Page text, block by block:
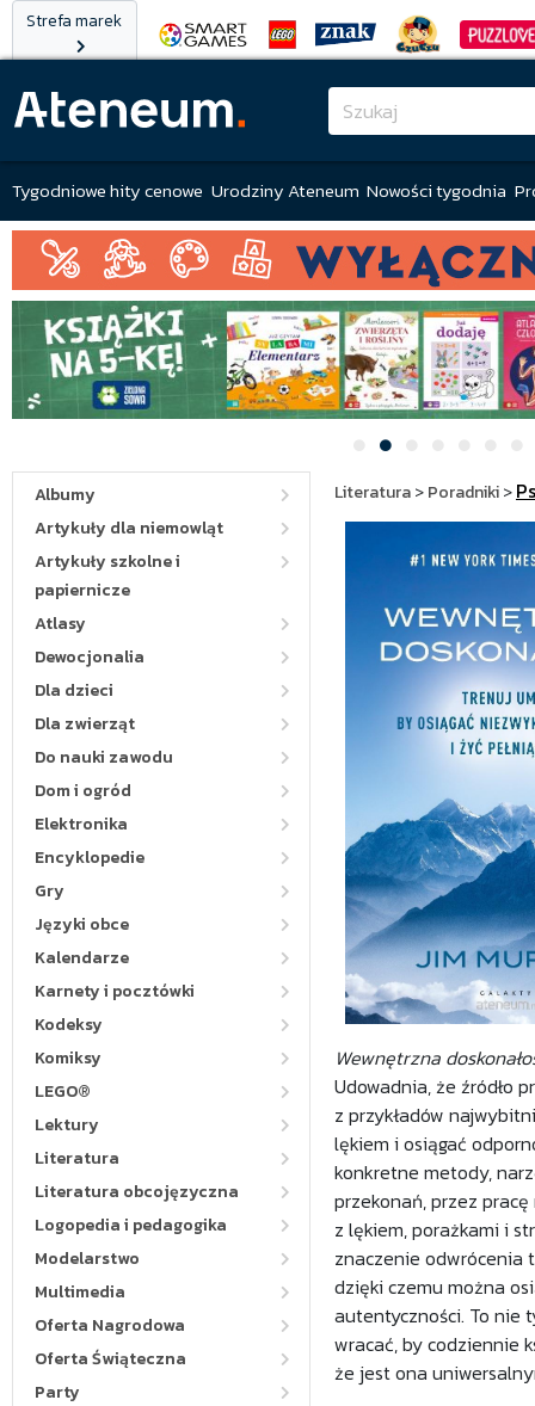
Strefa marek
Tygodniowe hity cenowe Urodziny Ateneum Nowości tygodnia
Albumy
Artykuły dla niemowląt
Artykuły szkolne i
papiernicze
Atlasy
Dewocjonalia
Dla dzieci
Dla zwierząt
Do nauki zawodu
Dom i ogród
Elektronika
Encyklopedie
Gry
Języki obce
Kalendarze
Karnety i pocztówki
Kodeksy
Komiksy
LEGO®
Lektury
Literatura
Literatura obcojęzyczna
Logopedia i pedagogika
Modelarstwo
Multimedia
Oferta Nagrodowa
Oferta Świąteczna
Party
Literatura>Poradniki>
Wewnętrzna
Udowadnia, że źródło
z przykładów
lękiem i osiągać
konkretne metody,
przekonań, przez
z lękiem, porażkami i
znaczenie odwrócenia
dzięki czemu można
autentyczności. To nie
wracać, by codziennie
że jest ona